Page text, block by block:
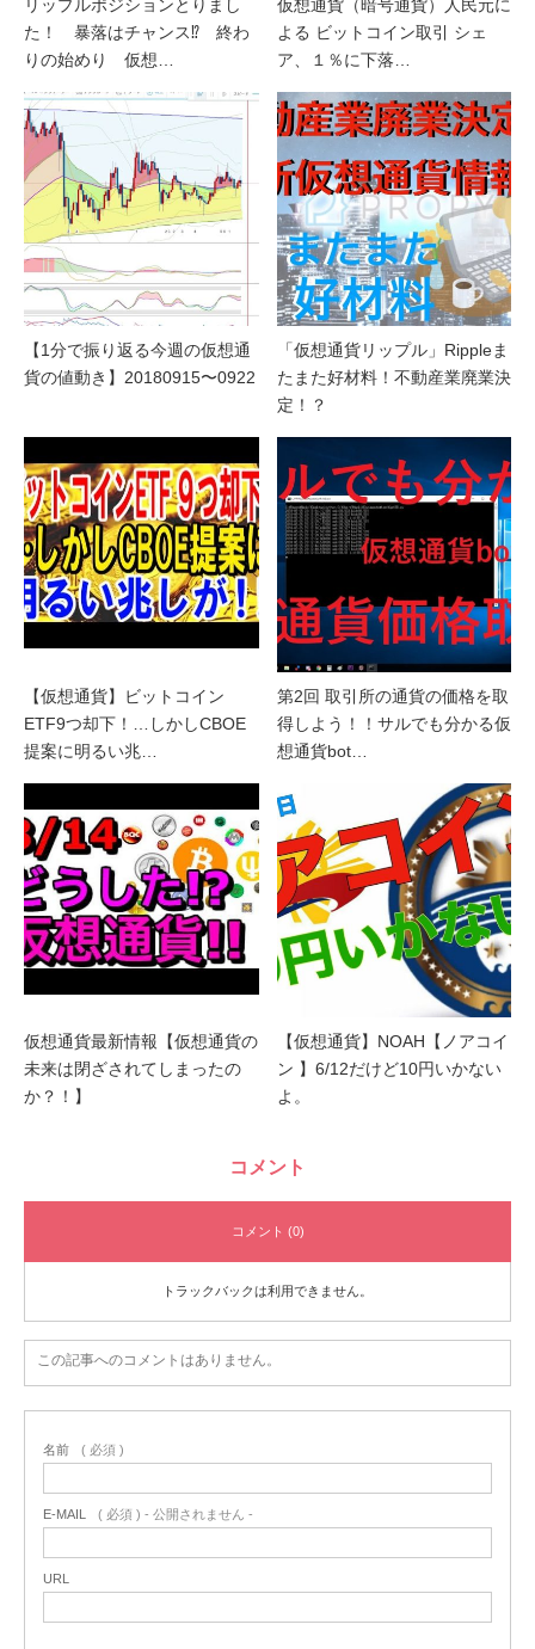
リップルポジションとりまし
た！ 暴落はチャンス⁉ 終わ
りの始めり 仮想…
仮想通貨（暗号通貨）人民元に
よる ビットコイン取引 シェ
ア、１％に下落…
【1分で振り返る今週の仮想通
貨の値動き】20180915〜0922
「仮想通貨リップル」Rippleま
たまた好材料！不動産業廃業決
定！？
【仮想通貨】ビットコイン
ETF9つ却下！…しかしCBOE
提案に明るい兆…
第2回 取引所の通貨の価格を取
得しよう！！サルでも分かる仮
想通貨bot…
仮想通貨最新情報【仮想通貨の
未来は閉ざされてしまったの
か？！】
【仮想通貨】NOAH【ノアコイ
ン 】6/12だけど10円いかない
よ。
コメント
コメント (0)
トラックバックは利用できません。
この記事へのコメントはありません。
名前 ( 必須 )
E-MAIL ( 必須 ) - 公開されません -
URL